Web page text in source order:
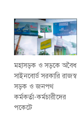
মহাসড়ক ও সড়কে অবৈধ
সাইনবোর্ড সরকারি রাজস্ব
সড়ক ও জনপথ
কর্মকর্তা-কর্মচারীদের
পকেটে